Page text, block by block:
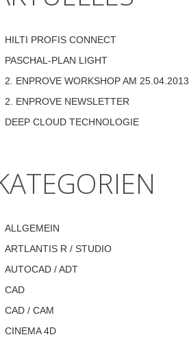
HILTI PROFIS CONNECT
PASCHAL-PLAN LIGHT
2. ENPROVE WORKSHOP AM 25.04.2013
2. ENPROVE NEWSLETTER
DEEP CLOUD TECHNOLOGIE
ALLGEMEIN
ARTLANTIS R / STUDIO
AUTOCAD / ADT
CAD
CAD / CAM
CINEMA 4D